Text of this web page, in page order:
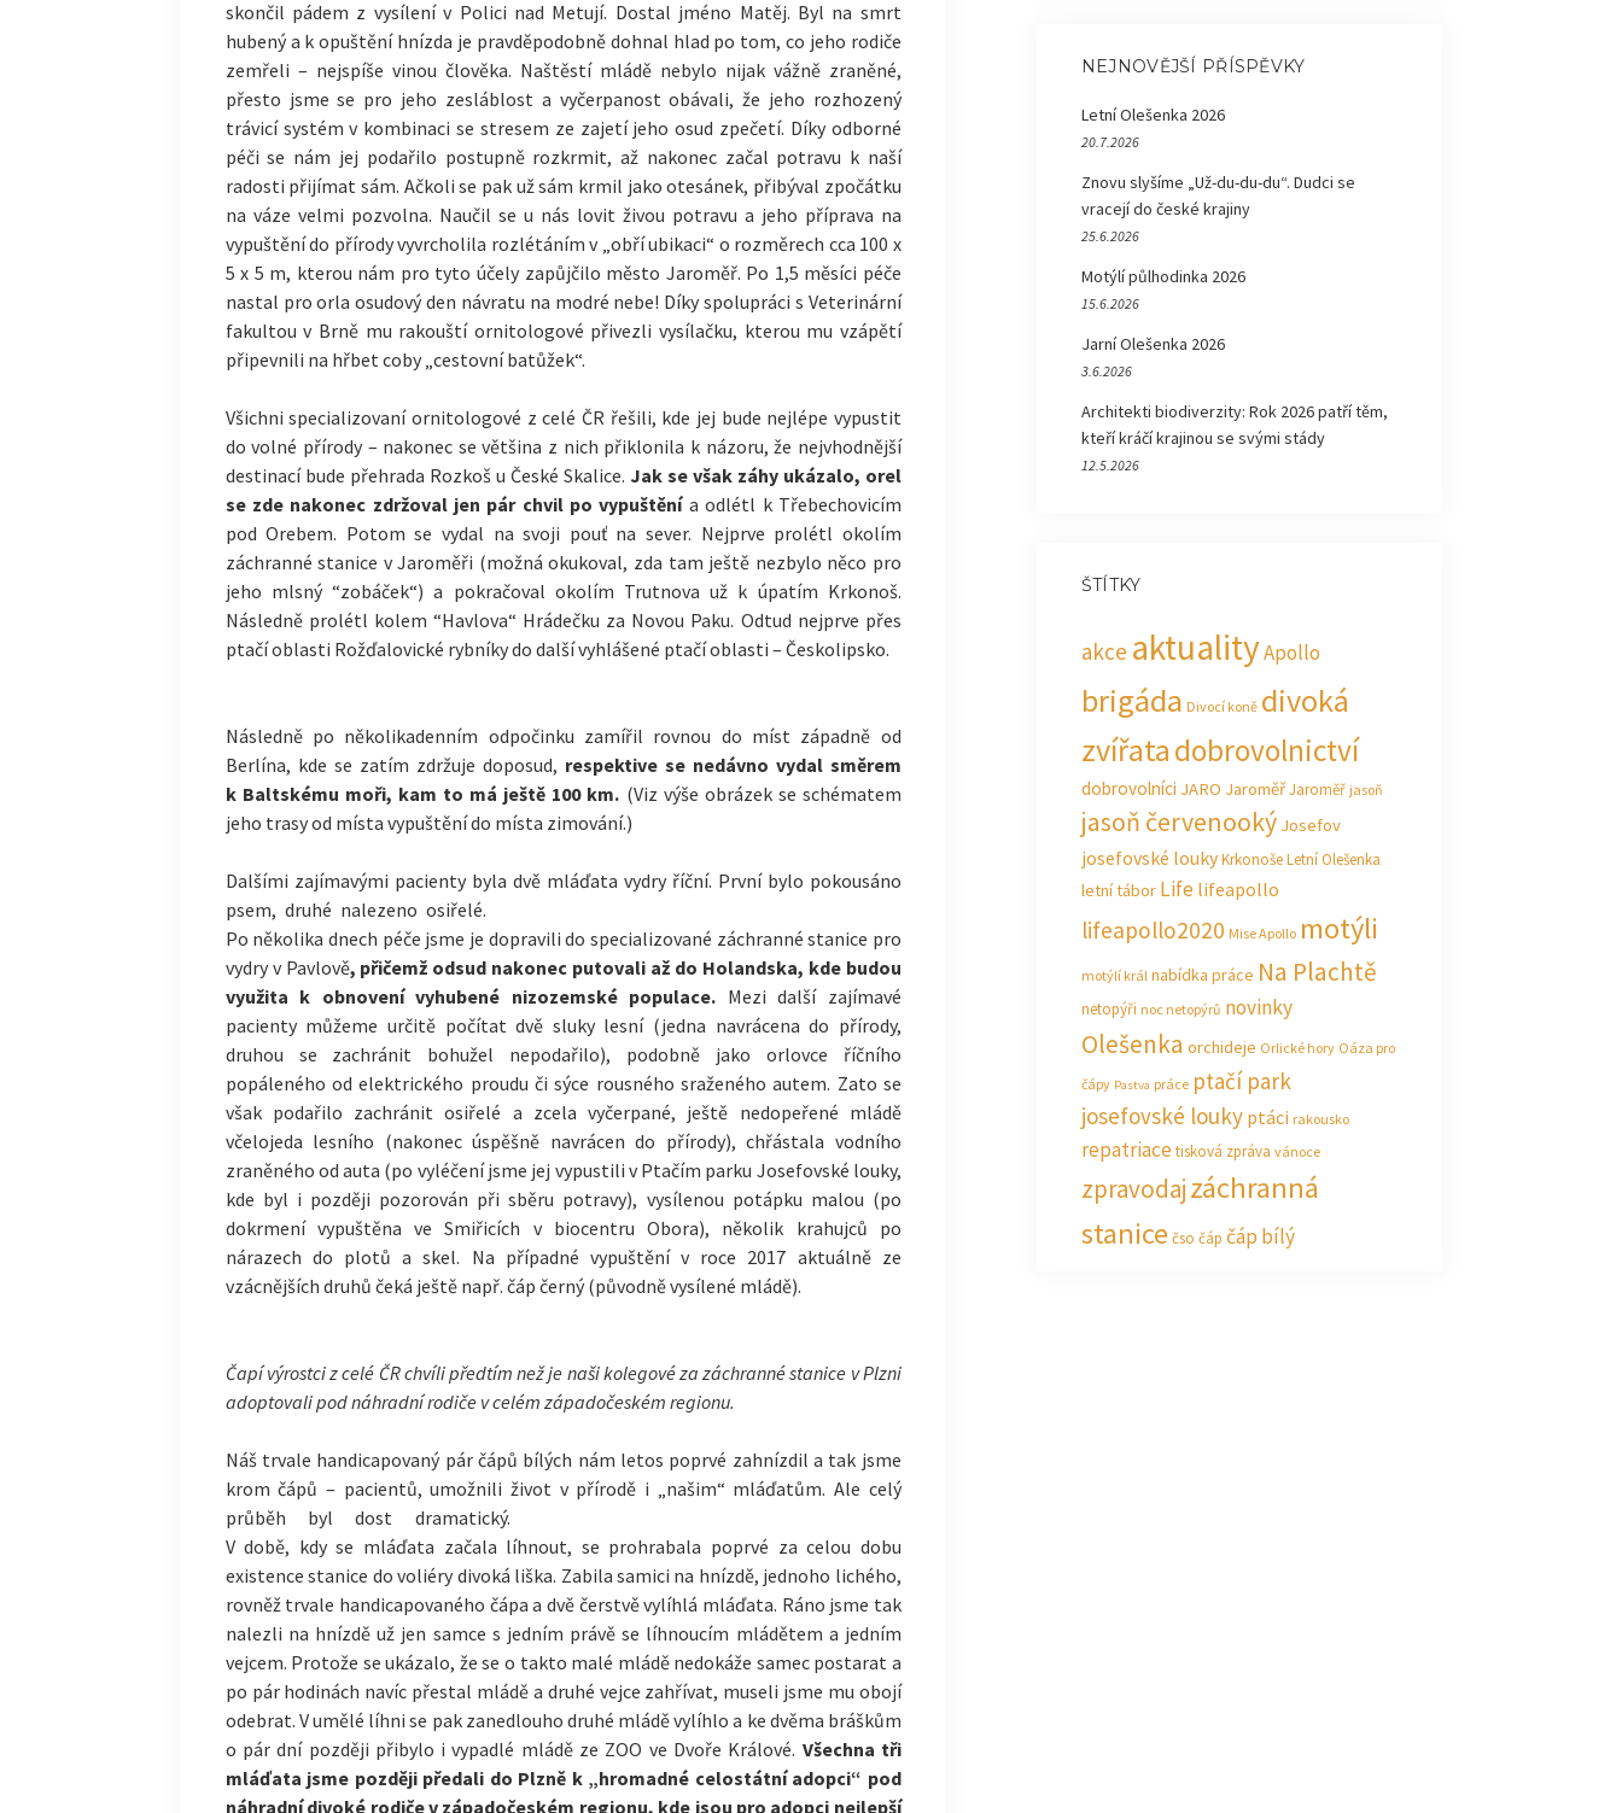
skončil pádem z vysílení v Polici nad Metují. Dostal jméno Matěj. Byl na smrt
hubený a k opuštění hnízda je pravděpodobně dohnal hlad po tom, co jeho rodiče
zemřeli – nejspíše vinou člověka. Naštěstí mládě nebylo nijak vážně zraněné,
přesto jsme se pro jeho zesláblost a vyčerpanost obávali, že jeho rozhozený
trávicí systém v kombinaci se stresem ze zajetí jeho osud zpečetí. Díky odborné
péči se nám jej podařilo postupně rozkrmit, až nakonec začal potravu k naší
radosti přijímat sám. Ačkoli se pak už sám krmil jako otesánek, přibýval zpočátku
na váze velmi pozvolna. Naučil se u nás lovit živou potravu a jeho příprava na
vypuštění do přírody vyvrcholila rozlétáním v „obří ubikaci“ o rozměrech cca 100 x
5 x 5 m, kterou nám pro tyto účely zapůjčilo město Jaroměř. Po 1,5 měsíci péče
nastal pro orla osudový den návratu na modré nebe! Díky spolupráci s Veterinární
fakultou v Brně mu rakouští ornitologové přivezli vysílačku, kterou mu vzápětí
připevnili na hřbet coby „cestovní batůžek“.
Všichni specializovaní ornitologové z celé ČR řešili, kde jej bude nejlépe vypustit
do volné přírody – nakonec se většina z nich přiklonila k názoru, že nejvhodnější
destinací bude přehrada Rozkoš u České Skalice. Jak se však záhy ukázalo, orel
se zde nakonec zdržoval jen pár chvil po vypuštění a odlétl k Třebechovicím
pod Orebem. Potom se vydal na svoji pouť na sever. Nejprve prolétl okolím
záchranné stanice v Jaroměři (možná okukoval, zda tam ještě nezbylo něco pro
jeho mlsný “zobáček“) a pokračoval okolím Trutnova už k úpatím Krkonoš.
Následně prolétl kolem “Havlova“ Hrádečku za Novou Paku. Odtud nejprve přes
ptačí oblasti Rožďalovické rybníky do další vyhlášené ptačí oblasti – Českolipsko.
Následně po několikadenním odpočinku zamířil rovnou do míst západně od
Berlína, kde se zatím zdržuje doposud, respektive se nedávno vydal směrem
k Baltskému moři, kam to má ještě 100 km. (Viz výše obrázek se schématem
jeho trasy od místa vypuštění do místa zimování.)
Dalšími zajímavými pacienty byla dvě mláďata vydry říční. První bylo pokousáno
psem, druhé nalezeno osiřelé.
Po několika dnech péče jsme je dopravili do specializované záchranné stanice pro
vydry v Pavlově, přičemž odsud nakonec putovali až do Holandska, kde budou
využita k obnovení vyhubené nizozemské populace. Mezi další zajímavé
pacienty můžeme určitě počítat dvě sluky lesní (jedna navrácena do přírody,
druhou se zachránit bohužel nepodařilo), podobně jako orlovce říčního
popáleného od elektrického proudu či sýce rousného sraženého autem. Zato se
však podařilo zachránit osiřelé a zcela vyčerpané, ještě nedopeřené mládě
včelojeda lesního (nakonec úspěšně navrácen do přírody), chřástala vodního
zraněného od auta (po vyléčení jsme jej vypustili v Ptačím parku Josefovské louky,
kde byl i později pozorován při sběru potravy), vysílenou potápku malou (po
dokrmení vypuštěna ve Smiřicích v biocentru Obora), několik krahujců po
nárazech do plotů a skel. Na případné vypuštění v roce 2017 aktuálně ze
vzácnějších druhů čeká ještě např. čáp černý (původně vysílené mládě).
Čapí výrostci z celé ČR chvíli předtím než je naši kolegové za záchranné stanice v Plzni
adoptovali pod náhradní rodiče v celém západočeském regionu.
Náš trvale handicapovaný pár čápů bílých nám letos poprvé zahnízdil a tak jsme
krom čápů – pacientů, umožnili život v přírodě i „našim“ mláďatům. Ale celý
průběh byl dost dramatický.
V době, kdy se mláďata začala líhnout, se prohrabala poprvé za celou dobu
existence stanice do voliéry divoká liška. Zabila samici na hnízdě, jednoho lichého,
rovněž trvale handicapovaného čápa a dvě čerstvě vylíhlá mláďata. Ráno jsme tak
nalezli na hnízdě už jen samce s jedním právě se líhnoucím mládětem a jedním
vejcem. Protože se ukázalo, že se o takto malé mládě nedokáže samec postarat a
po pár hodinách navíc přestal mládě a druhé vejce zahřívat, museli jsme mu obojí
odebrat. V umělé líhni se pak zanedlouho druhé mládě vylíhlo a ke dvěma bráškům
o pár dní později přibylo i vypadlé mládě ze ZOO ve Dvoře Králové. Všechna tři
mláďata jsme později předali do Plzně k „hromadné celostátní adopci“ pod
náhradní divoké rodiče v západočeském regionu, kde jsou pro adopci nejlepší
NEJNOVĚJŠÍ PŘÍSPĚVKY
Letní Olešenka 2026
20.7.2026
Znovu slyšíme „Už-du-du-du“. Dudci se
vracejí do české krajiny
25.6.2026
Motýlí půlhodinka 2026
15.6.2026
Jarní Olešenka 2026
3.6.2026
Architekti biodiverzity: Rok 2026 patří těm,
kteří kráčí krajinou se svými stády
12.5.2026
ŠTÍTKY
akce aktualityApollo
brigáda Divocí koně divoká
zvířatadobrovolnictví
dobrovolníci JARO JaroměřJaroměř jasoň
jasoň červenooký Josefov
josefovské loukyKrkonošeLetní Olešenka
letní tábor Life lifeapollo
lifeapollo2020 Mise Apollo motýli
motýlí král nabídka práce Na Plachtě
netopýři noc netopýrů novinky
Olešenka orchideje Orlické hory Oáza pro
čápy Pastva práce ptačí park
josefovské louky ptáci rakousko
repatriacetisková zpráva vánoce
zpravodajzáchranná
stanice čso čáp čáp bílý